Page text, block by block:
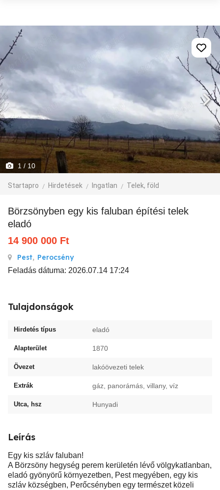
1 / 10
Startapro Hirdetések Ingatlan Telek, föld
Börzsönyben egy kis faluban építési telek
eladó
14 900 000 Ft
Pest, Perocsény
Feladás dátuma: 2026.07.14 17:24
Tulajdonságok
Hirdetés típus eladó
Alapterület 1870
Övezet lakóövezeti telek
Extrák gáz, panorámás, villany, víz
Utca, hsz Hunyadi
Leírás
Egy kis szláv faluban!
A Börzsöny hegység perem kerületén lévő völgykatlanban,
eladó gyönyörű környezetben, Pest megyében, egy kis
szláv községben, Perőcsényben egy természet közeli